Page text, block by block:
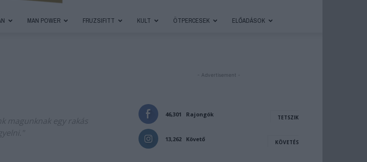
MAN POWER FRUZSIFITT KULT ÖTPERCESEK ELŐADÁSOK
magunknak egy rakás
- Advertisement -
46,301 Rajongók TETSZIK
13,262 Követő KÖVETÉS